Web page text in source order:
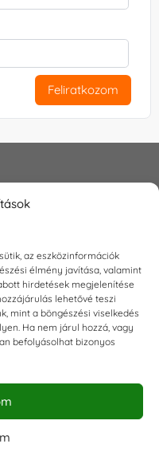
az eszközinformációk
élmény javítása, valamint
hirdetések megjelenítése
lehetővé teszi
mint a böngészési viselkedés
Ha nem járul hozzá, vagy
befolyásolhat bizonyos
Feliratkozom